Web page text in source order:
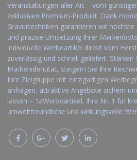
Veranstaltungen aller Art – vom
exklusiven Premium-Produkt. Dank
Gravurtechniken garantieren wir
und präzise Umsetzung Ihrer
individuelle Werbeartikel direkt vom
zuverlässig und schnell geliefert. Stärken
Markenidentität, steigern Sie Ihre
Ihre Zielgruppe mit einzigartigen
anfragen, attraktive Angebote sichern
lassen – 1aWerbeartikel, Ihre Nr. 1 für
umweltfreundliche und wirkungsvolle